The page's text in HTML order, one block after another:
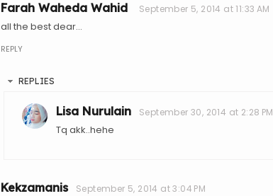
Farah Waheda Wahid September 5, 2014 at 11:33 AM
all the best dear...
REPLY
REPLIES
Lisa Nurulain September 30, 2014 at 2:28 PM
Tq akk..hehe
Kekzamanis September 5, 2014 at 3:04 PM